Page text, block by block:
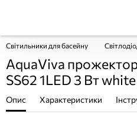
Світильники для басейну
AquaViva прожектор
SS62 1LED 3 Вт white
Опис Характеристики